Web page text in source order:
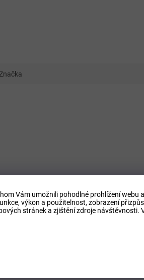
Vám umožnili pohodlné prohlížení webu
výkon a použitelnost, zobrazení
stránek a zjištění zdroje návštěvnosti.
Značka